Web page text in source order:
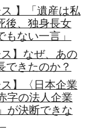
】「遺産は私
後、独身長女
ない一言」
】なぜ、あの
できたのか？
】〈日本企業
字の法人企業
が決断できな